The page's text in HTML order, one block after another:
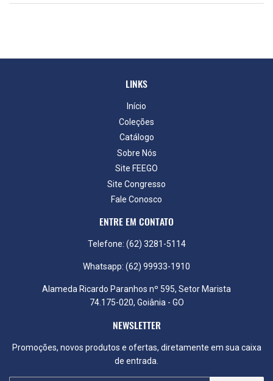
LINKS
Início
Coleções
Catálogo
Sobre Nós
Site FEEGO
Site Congresso
Fale Conosco
ENTRE EM CONTATO
Telefone: (62) 3281-5114
Whatsapp: (62) 99933-1910
Alameda Ricardo Paranhos nº 595, Setor Marista
74.175-020, Goiânia - GO
NEWSLETTER
Promoções, novos produtos e ofertas, diretamente em sua caixa
de entrada.